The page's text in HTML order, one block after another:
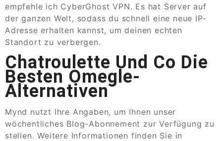
empfehle ich CyberGhost VPN. Es hat Server auf
der ganzen Welt, sodass du schnell eine neue IP-
Adresse erhalten kannst, um deinen echten
Standort zu verbergen.
Chatroulette Und Co Die
Besten Omegle-
Alternativen
Mynd nutzt Ihre Angaben, um Ihnen unser
wöchentliches Blog-Abonnement zur Verfügung zu
stellen. Weitere Informationen finden Sie in